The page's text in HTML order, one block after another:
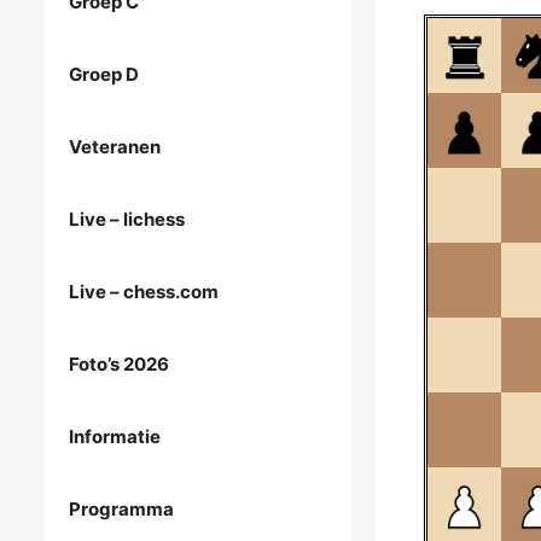
Groep D
Veteranen
Live – lichess
Live – chess.com
Foto’s 2026
Informatie
Programma